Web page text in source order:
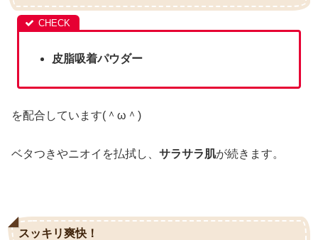
皮脂吸着パウダー
を配合しています(＾ω＾)
ベタつきやニオイを払拭し、 サラサラ肌が続きます。
スッキリ爽快！